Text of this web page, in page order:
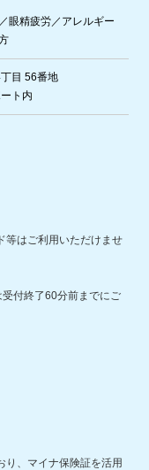
眼精疲労／アレルギー
目 56番地
ト内
等はご利用いただけませ
受付終了60分前までにご
り、マイナ保険証を活用